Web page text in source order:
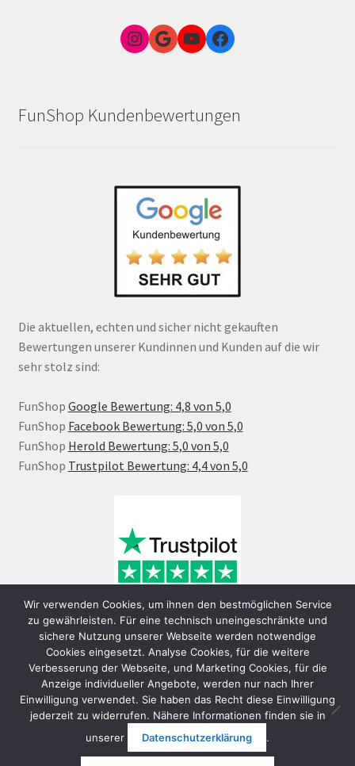
Instagram
Google Link zum FunShop WienYouTubeFacebook
FunShop Kundenbewertungen
Die aktuellen, echten und sicher nicht gekauften
Bewertungen unserer Kundinnen und Kunden auf die wir
sehr stolz sind:
FunShop Google Bewertung: 4,8 von 5,0
FunShop Facebook Bewertung: 5,0 von 5,0
FunShop Herold Bewertung: 5,0 von 5,0
FunShop Trustpilot Bewertung: 4,4 von 5,0
© FunShop Wien - Hochqualitative Elektromobilität 2026
Datenschutzerklärung
Erstellt mit WooCommerce
Wir verwenden Cookies, um ihnen den bestmöglichen Service
zu gewährleisten. Für eine technisch uneingeschränkte und
sichere Nutzung unserer Webseite werden notwendige
Cookies eingesetzt. Analyse Cookies, für die weitere
Verbesserung der Webseite, und Marketing Cookies, für die
Anzeige individueller Angebote, werden nur nach Ihrer
Einwilligung verwendet. Sie haben das Recht diese Einwilligung
jederzeit zu widerrufen. Nähere Informationen finden sie in
unserer
Datenschutzerklärung .